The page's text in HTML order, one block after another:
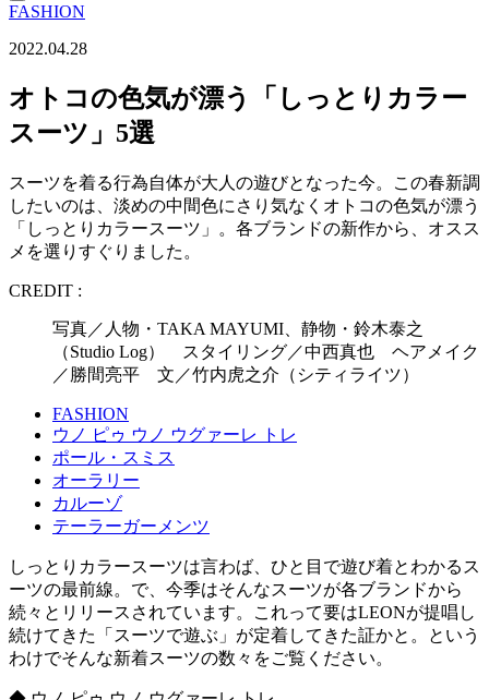
FASHION
2022.04.28
オトコの色気が漂う「しっとりカラー
スーツ」5選
スーツを着る行為自体が大人の遊びとなった今。この春新調
したいのは、淡めの中間色にさり気なくオトコの色気が漂う
「しっとりカラースーツ」。各ブランドの新作から、オスス
メを選りすぐりました。
CREDIT :
写真／人物・TAKA MAYUMI、静物・鈴木泰之
（Studio Log） スタイリング／中西真也 ヘアメイク
／勝間亮平 文／竹内虎之介（シティライツ）
FASHION
ウノ ピゥ ウノ ウグァーレ トレ
ポール・スミス
オーラリー
カルーゾ
テーラーガーメンツ
しっとりカラースーツは言わば、ひと目で遊び着とわかるス
ーツの最前線。で、今季はそんなスーツが各ブランドから
続々とリリースされています。これって要はLEONが提唱し
続けてきた「スーツで遊ぶ」が定着してきた証かと。という
わけでそんな新着スーツの数々をご覧ください。